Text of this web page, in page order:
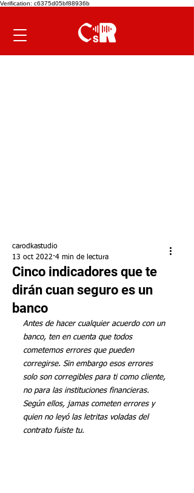
Verification: c6375d05bf88936b
Cinco indicadores que te
dirán cuan seguro es un
banco
carodkastudio
13 oct 2022 4 min de lectura
Antes de hacer cualquier acuerdo con un
banco, ten en cuenta que todos
cometemos errores que pueden
corregirse. Sin embargo esos errores
solo son corregibles para ti como cliente,
no para las instituciones financieras.
Según ellos, jamas cometen errores y
quien no leyó las letritas voladas del
contrato fuiste tu.